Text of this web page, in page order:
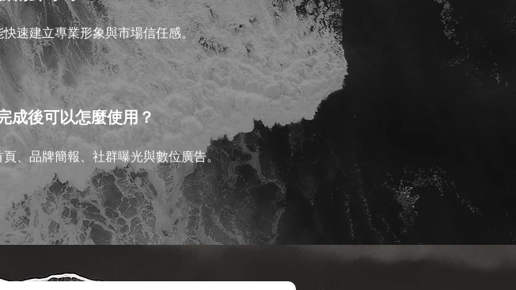
快速建立專業形象與市場信任感。
成後可以怎麼使用？
頁、品牌簡報、社群曝光與數位廣告。